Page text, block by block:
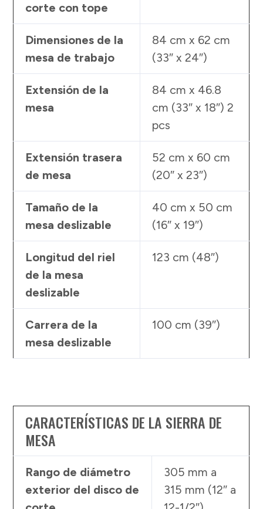
corte con tope
Dimensiones de la
mesa de trabajo
84 cm x 62 cm
(33″ x 24″)
Extensión de la
mesa
84 cm x 46.8
cm (33″ x 18″) 2
pcs
Extensión trasera
de mesa
52 cm x 60 cm
(20″ x 23″)
Tamaño de la
mesa deslizable
40 cm x 50 cm
(16″ x 19″)
Longitud del riel
de la mesa
deslizable
123 cm (48″)
Carrera de la
mesa deslizable
100 cm (39″)
CARACTERÍSTICAS DE LA SIERRA DE
MESA
Rango de diámetro
exterior del disco de
305 mm a
315 mm (12″ a